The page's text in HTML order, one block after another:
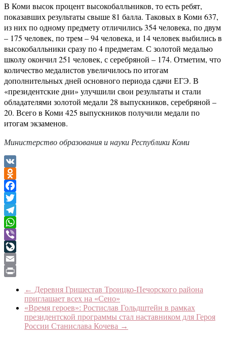
В Коми высок процент высокобалльников, то есть ребят,
показавших результаты свыше 81 балла. Таковых в Коми 637,
из них по одному предмету отличились 354 человека, по двум
– 175 человек, по трем – 94 человека, и 14 человек выбились в
высокобалльники сразу по 4 предметам. С золотой медалью
школу окончил 251 человек, с серебряной – 174. Отметим, что
количество медалистов увеличилось по итогам
дополнительных дней основного периода сдачи ЕГЭ. В
«президентские дни» улучшили свои результаты и стали
обладателями золотой медали 28 выпускников, серебряной –
20. Всего в Коми 425 выпускников получили медали по
итогам экзаменов.
Министерство образования и науки Республики Коми
VK
Odnoklassniki
Facebook
Twitter
Telegram
WhatsApp
Viber
LiveJournal
Email
← Деревня Гришестав Троицко-Печорского района
приглашает всех на «Сено»
«Время героев»: Ростислав Гольдштейн в рамках
президентской программы стал наставником для Героя
России Станислава Кочева →